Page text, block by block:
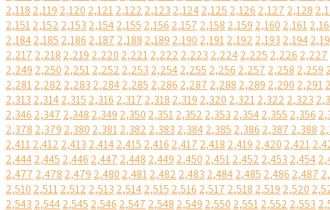
2,118 2,119 2,120 2,1212,122 2,123 2,1242,125 2,126 2,127 2,128
2,1512,152 2,153 2,1542,155 2,156 2,157 2,158 2,159 2,160 2,161
2,1842,185 2,186 2,187 2,188 2,189 2,190 2,1912,192 2,193 2,194
2,217 2,218 2,219 2,220 2,2212,222 2,223 2,2242,225 2,226 2,227
2,249 2,250 2,2512,252 2,253 2,2542,255 2,256 2,257 2,258 2,259
2,2812,282 2,283 2,2842,285 2,286 2,287 2,288 2,289 2,290 2,291
2,313 2,3142,315 2,316 2,317 2,318 2,319 2,320 2,3212,322 2,323
2,346 2,347 2,348 2,349 2,350 2,3512,352 2,353 2,3542,355 2,356
2,378 2,379 2,380 2,3812,382 2,383 2,3842,385 2,386 2,387 2,388
2,4112,412 2,413 2,4142,415 2,416 2,417 2,418 2,419 2,420 2,421
2,4442,445 2,446 2,447 2,448 2,449 2,450 2,4512,452 2,453 2,454
2,477 2,478 2,479 2,480 2,4812,482 2,483 2,4842,485 2,486 2,487
2,510 2,5112,512 2,513 2,5142,515 2,516 2,517 2,518 2,519 2,520
2,543 2,5442,545 2,546 2,547 2,548 2,549 2,550 2,5512,552 2,553